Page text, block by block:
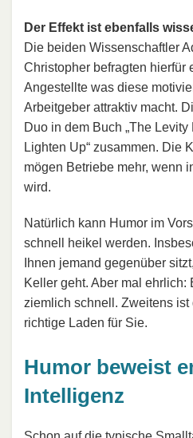
Der Effekt ist ebenfalls
Die beiden Wissenschaftler
Christopher befragten hierfür
Angestellte was diese
Arbeitgeber attraktiv macht.
Duo in dem Buch „The
Lighten Up“ zusammen. Die
mögen Betriebe mehr, wenn
wird.
Natürlich kann Humor im
schnell heikel werden.
Ihnen jemand gegenüber
Keller geht. Aber mal ehrlich:
ziemlich schnell. Zweitens
richtige Laden für Sie.
Humor beweist
Intelligenz